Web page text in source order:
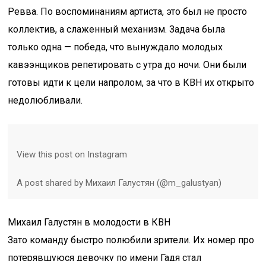
Ревва. По воспоминаниям артиста, это был не просто
коллектив, а слаженный механизм. Задача была
только одна — победа, что вынуждало молодых
кавээнщиков репетировать с утра до ночи. Они были
готовы идти к цели напролом, за что в КВН их открыто
недолюбливали.
View this post on Instagram
A post shared by Михаил Галустян (@m_galustyan)
Михаил Галустян в молодости в КВН
Зато команду быстро полюбили зрители. Их номер про
потерявшуюся девочку по имени Гадя стал